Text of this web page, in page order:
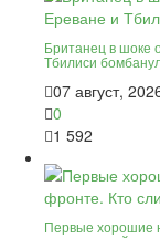
Британец в шоке
Тбилиси
07 август,
0
1 592
Первые хорошие